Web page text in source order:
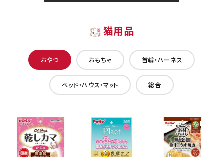
猫用品
おやつ おもちゃ 首輪・ハーネス
ベッド・ハウス・マット 総合